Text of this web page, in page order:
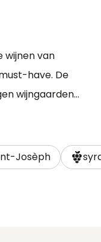
wijnen van
have. De
wijngaarden
Josèph